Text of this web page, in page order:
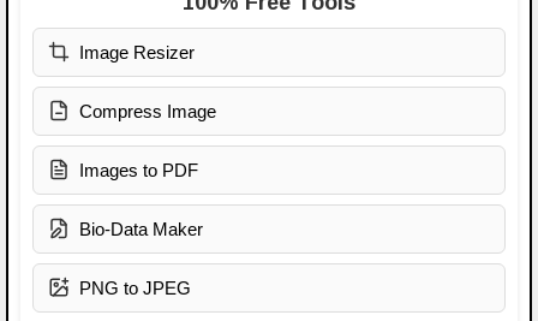
Image Resizer
Compress Image
Images to PDF
Bio-Data Maker
PNG to JPEG